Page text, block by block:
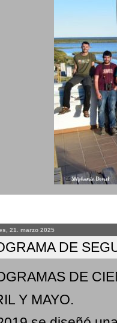
21. marzo 2025
DE
DE
Y MAYO.